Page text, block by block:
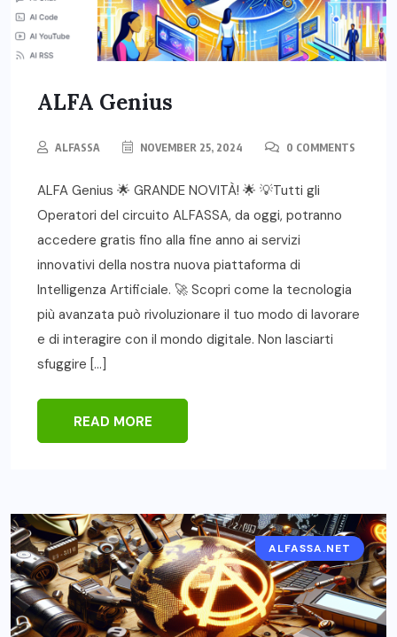
ALFA Genius
ALFASSA NOVEMBER 25, 2024 0 COMMENTS
ALFA Genius 🌟 GRANDE NOVITÀ! 🌟 💡Tutti gli
Operatori del circuito ALFASSA, da oggi, potranno
accedere gratis fino alla fine anno ai servizi
innovativi della nostra nuova piattaforma di
Intelligenza Artificiale. 🚀 Scopri come la tecnologia
più avanzata può rivoluzionare il tuo modo di lavorare
e di interagire con il mondo digitale. Non lasciarti
sfuggire […]
READ MORE
ALFASSA.NET